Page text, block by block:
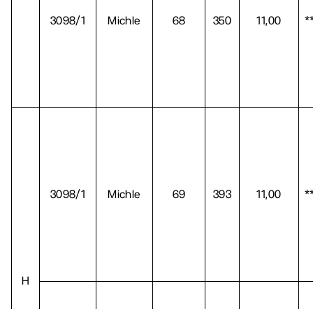
3098/1 Michle 68 350 11,00
H
3098/1 Michle 69 393 11,00